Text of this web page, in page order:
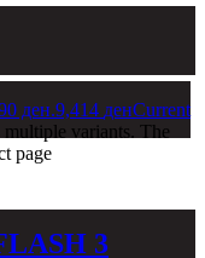
ден.9,414 денCurrent
variants. The
page
3